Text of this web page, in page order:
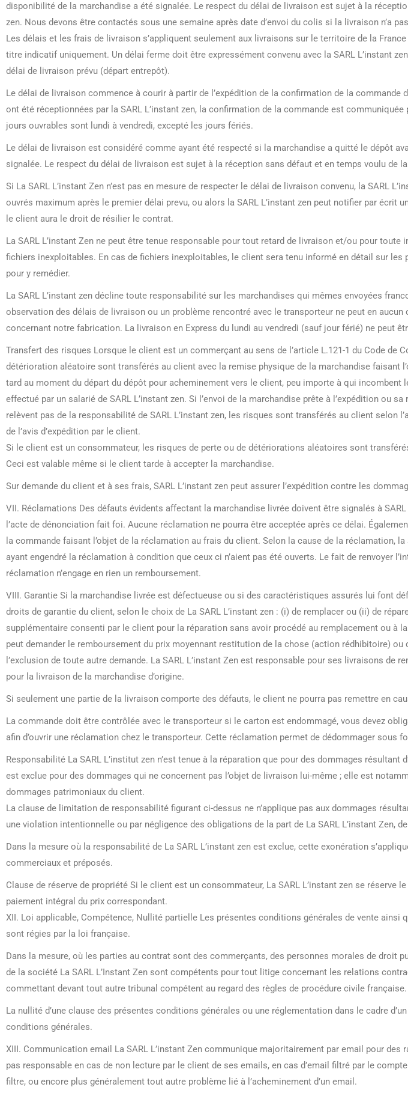
disponibilité de la marchandise a été signalée. Le respect du délai de livraison est sujet à la
zen. Nous devons être contactés sous une semaine après date d’envoi du colis si la livraison n’a
Les délais et les frais de livraison s’appliquent seulement aux livraisons sur le territoire de la
titre indicatif uniquement. Un délai ferme doit être expressément convenu avec la SARL L’instant
délai de livraison prévu (départ entrepôt).
Le délai de livraison commence à courir à partir de l’expédition de la confirmation de la
ont été réceptionnées par la SARL L’instant zen, la confirmation de la commande est
jours ouvrables sont lundi à vendredi, excepté les jours fériés.
Le délai de livraison est considéré comme ayant été respecté si la marchandise a quitté le dépôt
signalée. Le respect du délai de livraison est sujet à la réception sans défaut et en temps voulu de
Si La SARL L’instant Zen n’est pas en mesure de respecter le délai de livraison convenu, la SARL
ouvrés maximum après le premier délai prevu, ou alors la SARL L’instant zen peut notifier par écrit
le client aura le droit de résilier le contrat.
La SARL L’instant Zen ne peut être tenue responsable pour tout retard de livraison et/ou pour
fichiers inexploitables. En cas de fichiers inexploitables, le client sera tenu informé en détail sur
pour y remédier.
La SARL L’instant zen décline toute responsabilité sur les marchandises qui mêmes envoyées
observation des délais de livraison ou un problème rencontré avec le transporteur ne peut en
concernant notre fabrication. La livraison en Express du lundi au vendredi (sauf jour férié) ne peut
Transfert des risques Lorsque le client est un commerçant au sens de l’article L.121-1 du Code de
détérioration aléatoire sont transférés au client avec la remise physique de la marchandise faisant
tard au moment du départ du dépôt pour acheminement vers le client, peu importe à qui
effectué par un salarié de SARL L’instant zen. Si l’envoi de la marchandise prête à l’expédition ou
relèvent pas de la responsabilité de SARL L’instant zen, les risques sont transférés au client selon
de l’avis d’expédition par le client.
Si le client est un consommateur, les risques de perte ou de détériorations aléatoires sont
Ceci est valable même si le client tarde à accepter la marchandise.
Sur demande du client et à ses frais, SARL L’instant zen peut assurer l’expédition contre les
VII. Réclamations Des défauts évidents affectant la marchandise livrée doivent être signalés à
l’acte de dénonciation fait foi. Aucune réclamation ne pourra être acceptée après ce délai.
la commande faisant l’objet de la réclamation au frais du client. Selon la cause de la réclamation,
ayant engendré la réclamation à condition que ceux ci n’aient pas été ouverts. Le fait de renvoyer
réclamation n’engage en rien un remboursement.
VIII. Garantie Si la marchandise livrée est défectueuse ou si des caractéristiques assurés lui font
droits de garantie du client, selon le choix de La SARL L’instant zen : (i) de remplacer ou (ii) de
supplémentaire consenti par le client pour la réparation sans avoir procédé au remplacement ou à
peut demander le remboursement du prix moyennant restitution de la chose (action rédhibitoire)
l’exclusion de toute autre demande. La SARL L’instant Zen est responsable pour ses livraisons de
pour la livraison de la marchandise d’origine.
Si seulement une partie de la livraison comporte des défauts, le client ne pourra pas remettre en
La commande doit être contrôlée avec le transporteur si le carton est endommagé, vous devez
afin d’ouvrir une réclamation chez le transporteur. Cette réclamation permet de dédommager sous
Responsabilité La SARL L’institut zen n’est tenue à la réparation que pour des dommages
est exclue pour des dommages qui ne concernent pas l’objet de livraison lui-même ; elle est
dommages patrimoniaux du client.
La clause de limitation de responsabilité figurant ci-dessus ne n’applique pas aux dommages
une violation intentionnelle ou par négligence des obligations de la part de La SARL L’instant Zen,
Dans la mesure où la responsabilité de La SARL L’instant zen est exclue, cette exonération
commerciaux et préposés.
Clause de réserve de propriété Si le client est un consommateur, La SARL L’instant zen se réserve
paiement intégral du prix correspondant.
XII. Loi applicable, Compétence, Nullité partielle Les présentes conditions générales de vente ainsi
sont régies par la loi française.
Dans la mesure, où les parties au contrat sont des commerçants, des personnes morales de droit
de la société La SARL L’Instant Zen sont compétents pour tout litige concernant les relations
commettant devant tout autre tribunal compétent au regard des règles de procédure civile française.
La nullité d’une clause des présentes conditions générales ou une réglementation dans le cadre
conditions générales.
XIII. Communication email La SARL L’instant Zen communique majoritairement par email pour des
pas responsable en cas de non lecture par le client de ses emails, en cas d’email filtré par le
filtre, ou encore plus généralement tout autre problème lié à l’acheminement d’un email.